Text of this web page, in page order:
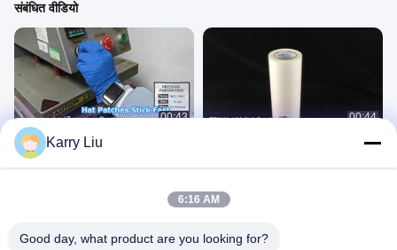
संबंधित वीडियो
00:43
टीपीयू गर्म पिघलने चिपकने वाली फिल्म बंधन पैच
胶膜
00:44
टीपीयू गर्म पिघलने चिपकने वाली फिल्म बंधन पैच
Karry Liu
6:16 AM
Good day, what product are you looking for?